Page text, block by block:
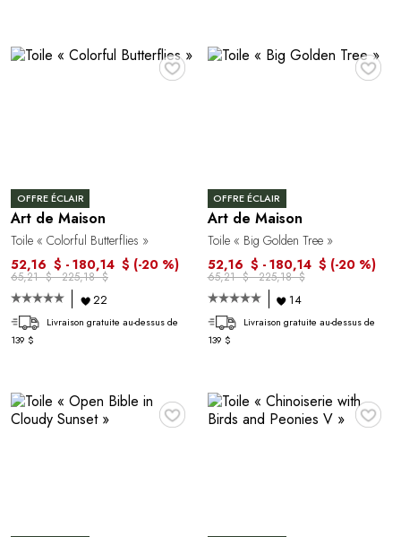
♥
OFFRE ÉCLAIR
Art de Maison
Toile « Colorful Butterflies »
52,16 $ - 180,14 $ (-20 %)
65,21 $ - 225,18 $
22
Livraison gratuite au-dessus de
139 $
♥
OFFRE ÉCLAIR
Art de Maison
Toile « Big Golden Tree »
52,16 $ - 180,14 $ (-20 %)
65,21 $ - 225,18 $
14
Livraison gratuite au-dessus de
139 $
♥ ♥